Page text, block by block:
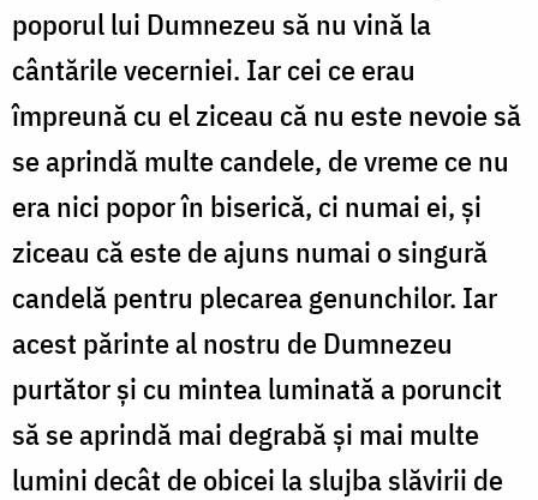
poporul lui Dumnezeu să nu vină la
cântările vecerniei. Iar cei ce erau
împreună cu el ziceau că nu este nevoie să
se aprindă multe candele, de vreme ce nu
era nici popor în biserică, ci numai ei, și
ziceau că este de ajuns numai o singură
candelă pentru plecarea genunchilor. Iar
acest părinte al nostru de Dumnezeu
purtător și cu mintea luminată a poruncit
să se aprindă mai degrabă și mai multe
lumini decât de obicei la slujba slăvirii de